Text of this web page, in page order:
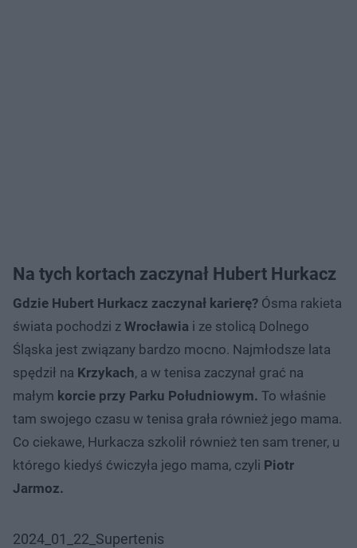
Na tych kortach zaczynał Hubert Hurkacz
Gdzie Hubert Hurkacz zaczynał karierę? Ósma rakieta
świata pochodzi z Wrocławia i ze stolicą Dolnego
Śląska jest związany bardzo mocno. Najmłodsze lata
spędził na Krzykach, a w tenisa zaczynał grać na
małym korcie przy Parku Południowym. To właśnie
tam swojego czasu w tenisa grała również jego mama.
Co ciekawe, Hurkacza szkolił również ten sam trener, u
którego kiedyś ćwiczyła jego mama, czyli Piotr
Jarmoz.
2024_01_22_Supertenis